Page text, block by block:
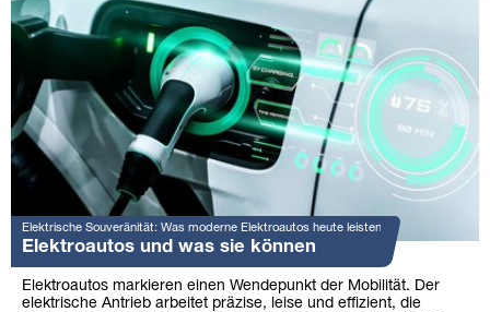
Elektrische Souveränität: Was moderne Elektroautos heute leisten
Elektroautos und was sie können
Elektroautos markieren einen Wendepunkt der Mobilität. Der
elektrische Antrieb arbeitet präzise, leise und effizient, die